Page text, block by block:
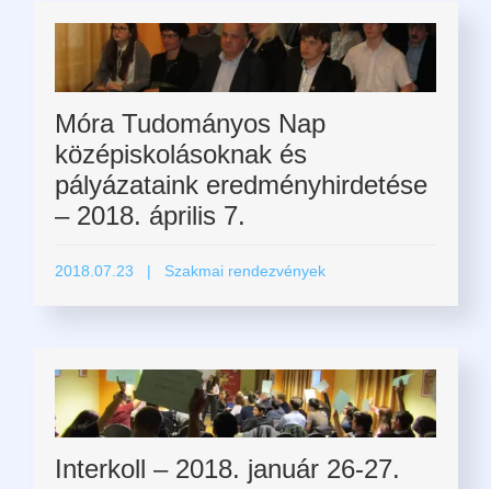
Móra Tudományos Nap
középiskolásoknak és
pályázataink eredményhirdetése
– 2018. április 7.
2018.07.23 | Szakmai rendezvények
Interkoll – 2018. január 26-27.